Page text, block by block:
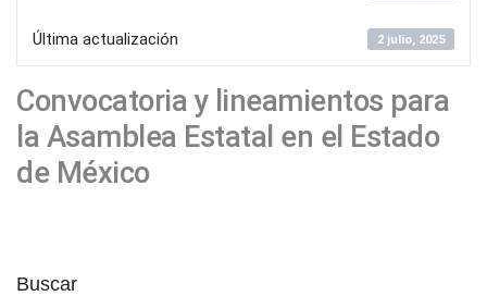
Última actualización 2 julio, 2025
Convocatoria y lineamientos para
la Asamblea Estatal en el Estado
de México
Buscar